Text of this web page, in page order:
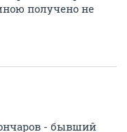
получено не
- бывший